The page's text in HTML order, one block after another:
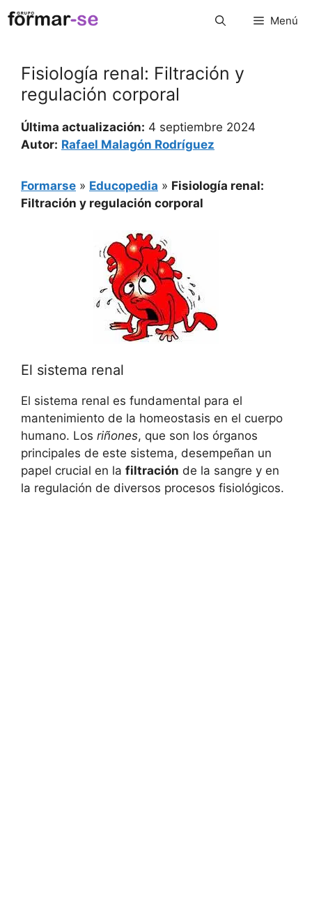
Saltar
al
Menú
Fisiología renal: Filtración y
regulación corporal
Última actualización: 4 septiembre 2024
Autor: Rafael Malagón Rodríguez
Formarse » Educopedia » Fisiología renal:
Filtración y regulación corporal
El sistema renal
El sistema renal es fundamental para el
mantenimiento de la homeostasis en el cuerpo
humano. Los riñones, que son los órganos
principales de este sistema, desempeñan un
papel crucial en la filtración de la sangre y en
la regulación de diversos procesos fisiológicos.